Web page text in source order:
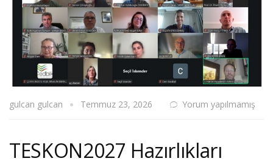
gulcan gulcan Temmuz 23, 2026 Yorum yapılmamış
TESKON2027 Hazırlıkları